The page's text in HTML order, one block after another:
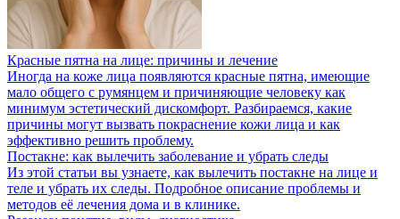
Красные пятна на лице: причины и лечение
Иногда на коже лица появляются красные пятна, имеющие
мало общего с румянцем и причиняющие человеку как
минимум эстетический дискомфорт. Разбираемся, какие
причины могут вызвать покраснение кожи лица и как
эффективно решить проблему.
Постакне: как вылечить заболевание и убрать следы
Из этой статьи вы узнаете, как вылечить постакне на лице и
теле и убрать их следы. Подробное описание проблемы и
методов её лечения дома и в клинике.